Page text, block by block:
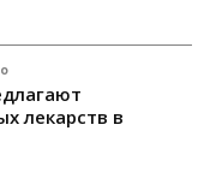
лекарств в